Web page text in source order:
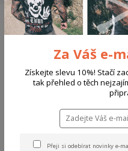
Yakuza
V02 Regular
Za Váš e-
Získejte slevu 10%! Stačí
tak přehled o těch
Přeji si odebírat novinky e-